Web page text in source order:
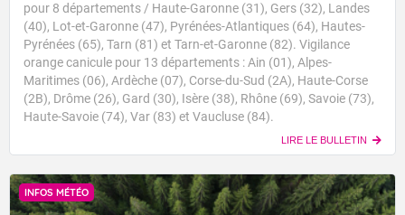
pour 8 départements / Haute-Garonne (31), Gers (32), Landes
(40), Lot-et-Garonne (47), Pyrénées-Atlantiques (64), Hautes-
Pyrénées (65), Tarn (81) et Tarn-et-Garonne (82). Vigilance
orange canicule pour 13 départements : Ain (01), Alpes-
Maritimes (06), Ardèche (07), Corse-du-Sud (2A), Haute-Corse
(2B), Drôme (26), Gard (30), Isère (38), Rhône (69), Savoie (73),
Haute-Savoie (74), Var (83) et Vaucluse (84).
LIRE LE BULLETIN
INFOS MÉTÉO